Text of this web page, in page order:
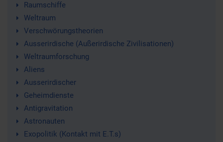
Raumschiffe
Weltraum
Verschwörungstheorien
Ausserirdische (Außerirdische Zivilisationen)
Weltraumforschung
Aliens
Ausserirdischer
Geheimdienste
Antigravitation
Astronauten
Exopolitik (Kontakt mit E.T.s)